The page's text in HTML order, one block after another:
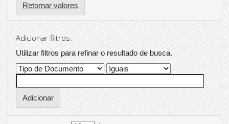
Retornar valores
Adicionar filtros:
Utilizar filtros para refinar o resultado de busca.